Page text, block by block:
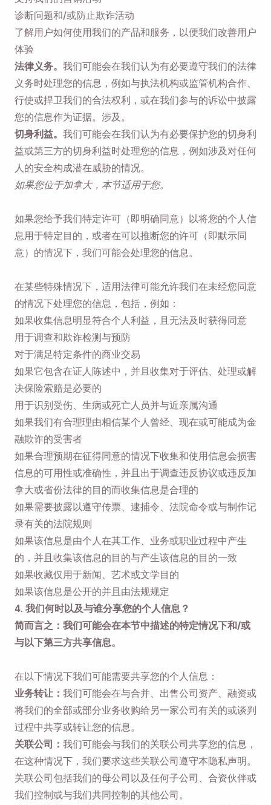
诊断问题和/或防止欺诈活动
了解用户如何使用我们的产品和服务，以便我们改善用户
体验
法律义务。 我们可能会在我们认为有必要遵守我们的法律
义务时处理您的信息，例如与执法机构或监管机构合作、
行使或捍卫我们的合法权利，或在我们参与的诉讼中披露
您的信息作为证据。涉及。
切身利益。 我们可能会在我们认为有必要保护您的切身利
益或第三方的切身利益时处理您的信息，例如涉及对任何
人的安全构成潜在威胁的情况。
如果您位于加拿大，本节适用于您。
如果您给予我们特定许可（即明确同意）以将您的个人信
息用于特定目的，或者在可以推断您的许可（即默示同
意）的情况下，我们可能会处理您的信息。
在某些特殊情况下，适用法律可能允许我们在未经您同意
的情况下处理您的信息，包括，例如：
如果收集信息明显符合个人利益，且无法及时获得同意
用于调查和欺诈检测与预防
对于满足特定条件的商业交易
如果它包含在证人陈述中，并且收集对于评估、处理或解
决保险索赔是必要的
用于识别受伤、生病或死亡人员并与近亲属沟通
如果我们有合理理由相信某个人曾经、现在或可能成为金
融欺诈的受害者
如果合理预期在征得同意的情况下收集和使用信息会损害
信息的可用性或准确性，并且出于调查违反协议或违反加
拿大或省份法律的目的而收集信息是合理的
如果需要披露以遵守传票、逮捕令、法院命令或与制作记
录有关的法院规则
如果该信息是由个人在其工作、业务或职业过程中产生
的，并且收集该信息的目的与产生该信息的目的一致
如果收藏仅用于新闻、艺术或文学目的
如果该信息是公开的并且由法规规定
4. 我们何时以及与谁分享您的个人信息？
简而言之：我们可能会在本节中描述的特定情况下和/或
与以下第三方共享信息。
在以下情况下我们可能需要共享您的个人信息：
业务转让： 我们可能会在与合并、出售公司资产、融资或
将我们的全部或部分业务收购给另一家公司有关的或谈判
过程中共享或转让您的信息。
关联公司： 我们可能会与我们的关联公司共享您的信息，
在这种情况下，我们要求这些关联公司遵守本隐私声明。
关联公司包括我们的母公司以及任何子公司、合资伙伴或
我们控制或与我们共同控制的其他公司。